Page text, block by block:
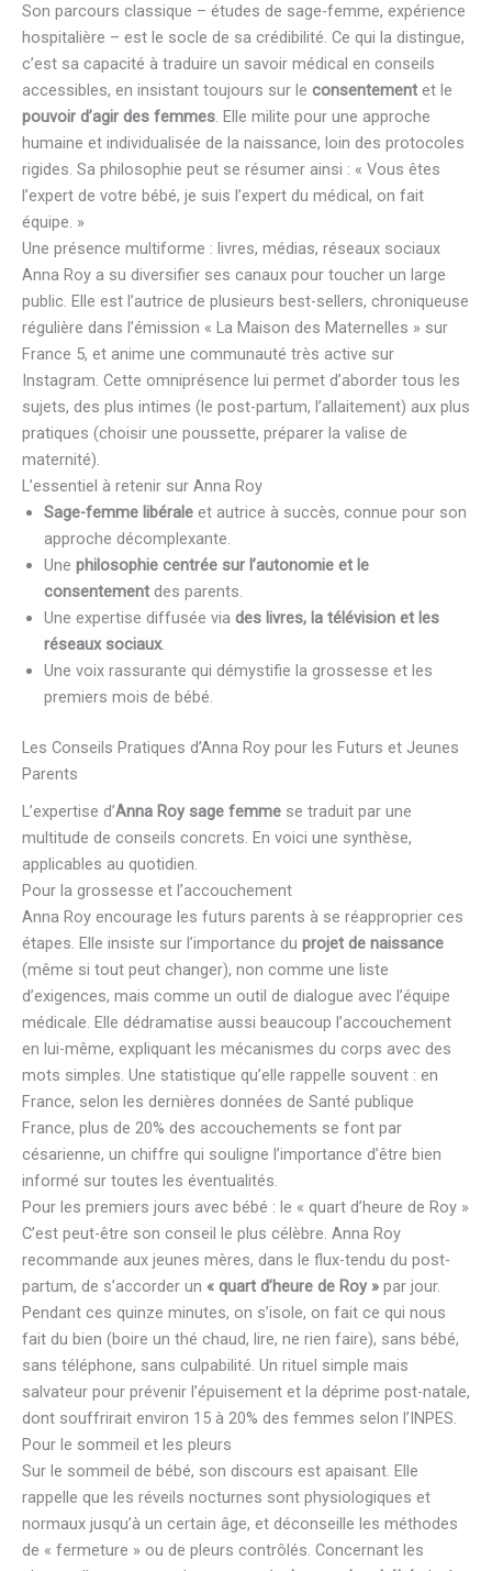
Son parcours classique – études de sage-femme, expérience
hospitalière – est le socle de sa crédibilité. Ce qui la distingue,
c’est sa capacité à traduire un savoir médical en conseils
accessibles, en insistant toujours sur le consentement et le
pouvoir d’agir des femmes. Elle milite pour une approche
humaine et individualisée de la naissance, loin des protocoles
rigides. Sa philosophie peut se résumer ainsi : « Vous êtes
l’expert de votre bébé, je suis l’expert du médical, on fait
équipe. »
Une présence multiforme : livres, médias, réseaux sociaux
Anna Roy a su diversifier ses canaux pour toucher un large
public. Elle est l’autrice de plusieurs best-sellers, chroniqueuse
régulière dans l’émission « La Maison des Maternelles » sur
France 5, et anime une communauté très active sur
Instagram. Cette omniprésence lui permet d’aborder tous les
sujets, des plus intimes (le post-partum, l’allaitement) aux plus
pratiques (choisir une poussette, préparer la valise de
maternité).
L’essentiel à retenir sur Anna Roy
Sage-femme libérale et autrice à succès, connue pour son
approche décomplexante.
Une philosophie centrée sur l’autonomie et le
consentement des parents.
Une expertise diffusée via des livres, la télévision et les
réseaux sociaux.
Une voix rassurante qui démystifie la grossesse et les
premiers mois de bébé.
Les Conseils Pratiques d’Anna Roy pour les Futurs et Jeunes
Parents
L’expertise d’Anna Roy sage femme se traduit par une
multitude de conseils concrets. En voici une synthèse,
applicables au quotidien.
Pour la grossesse et l’accouchement
Anna Roy encourage les futurs parents à se réapproprier ces
étapes. Elle insiste sur l’importance du projet de naissance
(même si tout peut changer), non comme une liste
d’exigences, mais comme un outil de dialogue avec l’équipe
médicale. Elle dédramatise aussi beaucoup l’accouchement
en lui-même, expliquant les mécanismes du corps avec des
mots simples. Une statistique qu’elle rappelle souvent : en
France, selon les dernières données de Santé publique
France, plus de 20% des accouchements se font par
césarienne, un chiffre qui souligne l’importance d’être bien
informé sur toutes les éventualités.
Pour les premiers jours avec bébé : le « quart d’heure de Roy »
C’est peut-être son conseil le plus célèbre. Anna Roy
recommande aux jeunes mères, dans le flux-tendu du post-
partum, de s’accorder un « quart d’heure de Roy » par jour.
Pendant ces quinze minutes, on s’isole, on fait ce qui nous
fait du bien (boire un thé chaud, lire, ne rien faire), sans bébé,
sans téléphone, sans culpabilité. Un rituel simple mais
salvateur pour prévenir l’épuisement et la déprime post-natale,
dont souffrirait environ 15 à 20% des femmes selon l’INPES.
Pour le sommeil et les pleurs
Sur le sommeil de bébé, son discours est apaisant. Elle
rappelle que les réveils nocturnes sont physiologiques et
normaux jusqu’à un certain âge, et déconseille les méthodes
de « fermeture » ou de pleurs contrôlés. Concernant les